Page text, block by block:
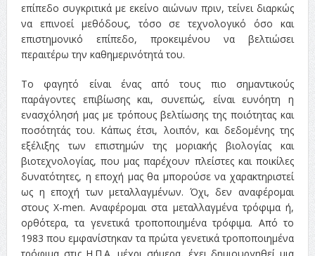
επίπεδο συγκριτικά με εκείνο αιώνων πριν, τείνει διαρκώς
να επινοεί μεθόδους, τόσο σε τεχνολογικό όσο και
επιστημονικό επίπεδο, προκειμένου να βελτιώσει
περαιτέρω την καθημερινότητά του.
Το φαγητό είναι ένας από τους πιο σημαντικούς
παράγοντες επιβίωσης και, συνεπώς, είναι ευνόητη η
ενασχόλησή μας με τρόπους βελτίωσης της ποιότητας και
ποσότητάς του. Κάπως έτσι, λοιπόν, και δεδομένης της
εξέλιξης των επιστημών της μοριακής βιολογίας και
βιοτεχνολογίας, που μας παρέχουν πλείστες και ποικίλες
δυνατότητες, η εποχή μας θα μπορούσε να χαρακτηριστεί
ως η εποχή των μεταλλαγμένων. Όχι, δεν αναφέρομαι
στους X-men. Αναφέρομαι στα μεταλλαγμένα τρόφιμα ή,
ορθότερα, τα γενετικά τροποποιημένα τρόφιμα. Από το
1983 που εμφανίστηκαν τα πρώτα γενετικά τροποποιημένα
τρόφιμα στις Η.Π.Α. μέχρι σήμερα, έχει δημιουργηθεί μια